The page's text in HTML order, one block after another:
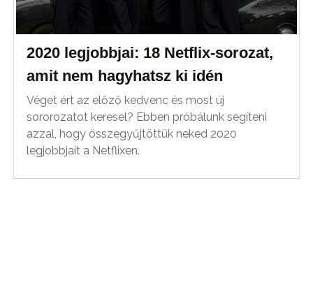
2020 legjobbjai: 18 Netflix-sorozat,
amit nem hagyhatsz ki idén
Véget ért az előző kedvenc és most új
sororozatot keresel? Ebben próbálunk segíteni
azzal, hogy összegyűjtöttük neked 2020
legjobbjait a Netflixen.